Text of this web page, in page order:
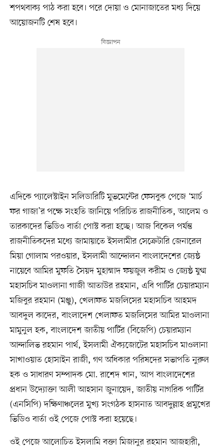
শপথবাক্য পাঠ করা হবে। পরে দোয়া ও মোনাজাতের মধ্য দিয়ে
আয়োজনটি শেষ হবে।
এদিকে প্যালেস্টাইন সলিডারিটি মুভমেন্টের ফেসবুক পেজে ‘মার্চ
ফর গাজা’র পক্ষে সংহতি জানিয়ে পরিচিত রাজনীতিক, আলেম ও
তারকাদের ভিডিও বার্তা পোস্ট করা হচ্ছে। আজ বিকেল পর্যন্ত
রাজনীতিকদের মধ্যে জামায়াতে ইসলামীর সেক্রেটারি জেনারেল
মিয়া গোলাম পরওয়ার, ইসলামী আন্দোলন বাংলাদেশের জ্যেষ্ঠ
নায়েবে আমির মুফতি সৈয়দ মুহাম্মাদ ফয়জুল করীম ও জ্যেষ্ঠ যুগ্ম
মহাসচিব মাওলানা গাজী আতাউর রহমান, এবি পার্টির চেয়ারম্যান
মজিবুর রহমান (মঞ্জু), খেলাফত মজলিসের মহাসচিব আহমদ
আবদুল কাদের, বাংলাদেশ খেলাফত মজলিসের আমির মাওলানা
মামুনুল হক, বাংলাদেশ জাতীয় পার্টির (বিজেপি) চেয়ারম্যান
আন্দালিভ রহমান পার্থ, ইসলামী ঐক্যজোটের মহাসচিব মাওলানা
সাখাওয়াত হোসাইন রাজী, গণ অধিকার পরিষদের সভাপতি নুরুল
হক ও সাধারণ সম্পাদক মো. রাশেদ খান, আপ বাংলাদেশের
প্রধান উদ্যোক্তা আলী আহসান জুনায়েদ, জাতীয় নাগরিক পার্টির
(এনসিপি) দক্ষিণাঞ্চলের মুখ্য সংগঠক হাসনাত আবদুল্লাহ প্রমুখের
ভিডিও বার্তা ওই পেজে পোস্ট করা হয়েছে।
ওই পেজে আলোচিত ইসলামি বক্তা মিজানুর রহমান আজহারী,